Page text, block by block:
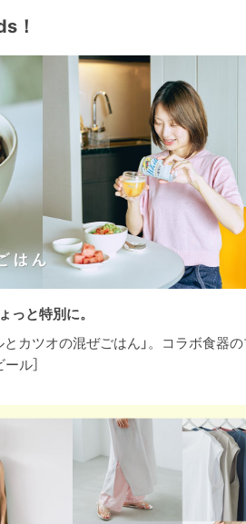
！
っと特別に。
カツオの混ぜごはん」。コラボ食器
ル］